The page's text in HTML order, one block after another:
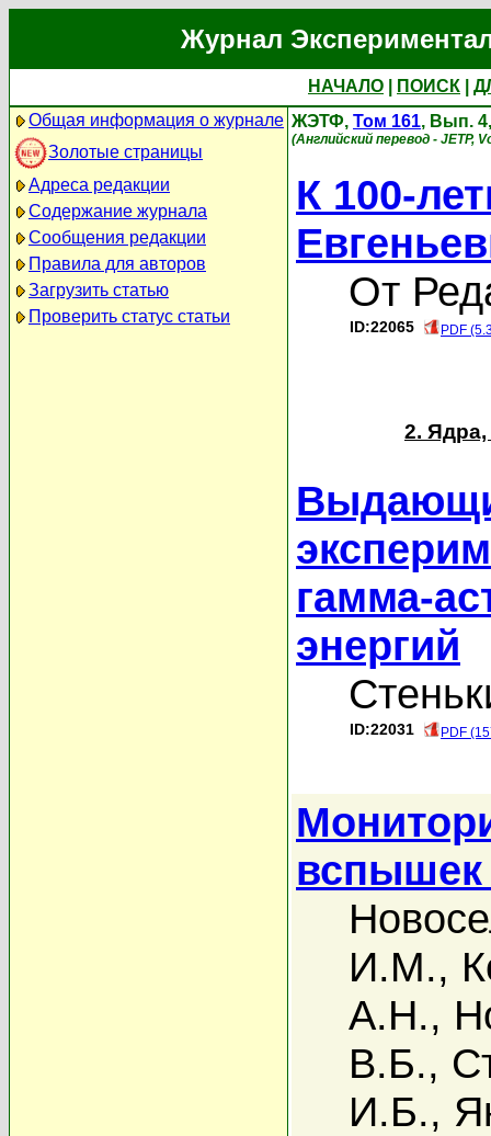
Журнал
НАЧАЛО ПОИСК
Общая информация о журнале
Золотые страницы
Адреса редакции
Содержание журнала
Сообщения редакции
Правила для авторов
Загрузить статью
Проверить статус статьи
ЖЭТФ, Том 161, Вып.
(Английский перевод - JETP,
К 100-
От
ID:22065 PDF
2. Ядра,
гамма-
энергий
ID:22031 PDF
вспышек
И.М.,
А.Н.,
В.Б.,
И.Б.,